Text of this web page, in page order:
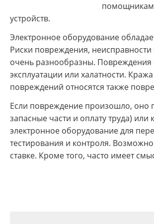
устройств.
Электронное оборудование
Риски повреждения,
очень разнообразны. Повреждения
эксплуатации или халатности.
повреждений относятся также
Если повреждение произошло, оно
запасные части и оплату труда)
электронное оборудование для
тестирования и контроля.
ставке. Кроме того, часто имеет